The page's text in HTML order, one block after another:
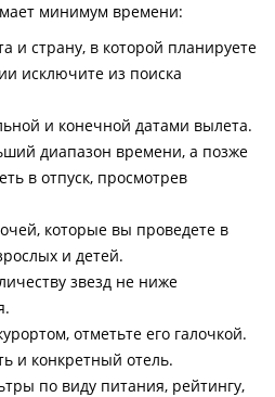
минимум времени:
и страну, в которой планируете
исключите из поиска
и конечной датами вылета.
диапазон времени, а позже
в отпуск, просмотрев
которые вы проведете в
и детей.
звезд не ниже
отметьте его галочкой.
и конкретный отель.
по виду питания, рейтингу,